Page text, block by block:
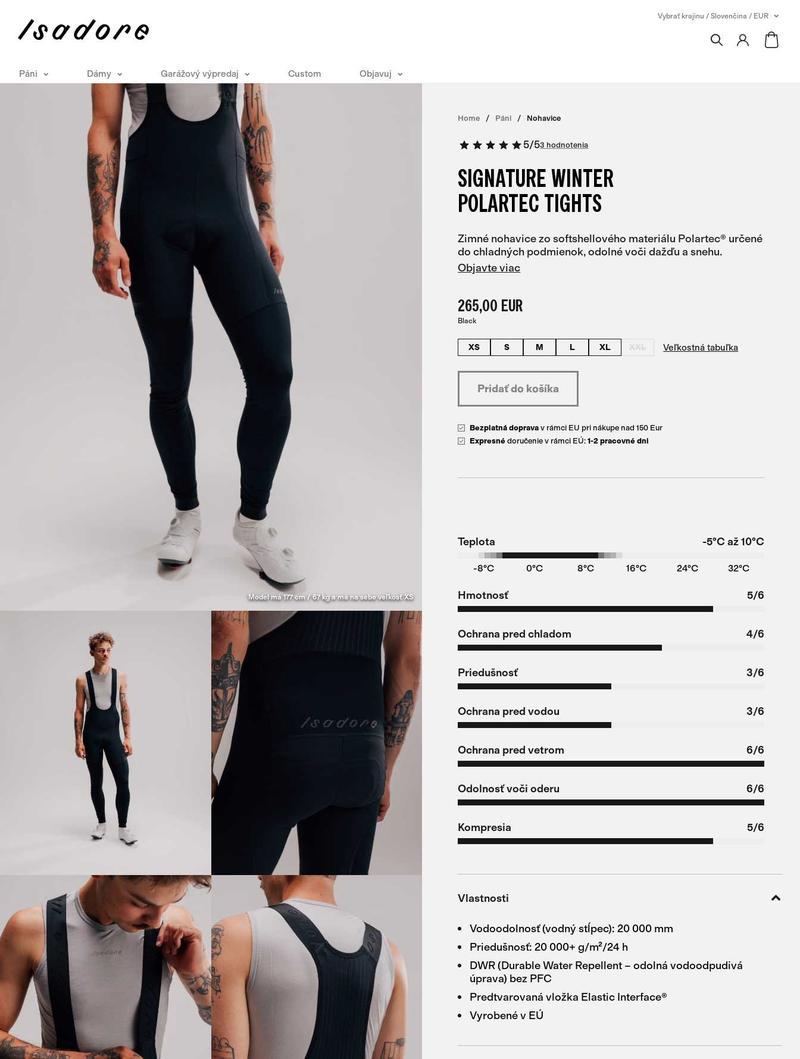
Vybrať krajinu / Slovenčina / EUR
Páni Dámy Garážový výpredaj Custom Objavuj
Model má 177 cm / 67 kg a má na sebe veľkosť XS
Home Páni Nohavice
5/53 hodnotenia
SIGNATURE WINTER
POLARTEC TIGHTS
Zimné nohavice zo softshellového materiálu Polartec® určené
do chladných podmienok, odolné voči dažďu a snehu.
Objavte viac
265,00 EUR
Black
XS S M L XL XXL Veľkostná tabuľka
Bezplatná doprava v rámci EU pri nákupe nad 150 Eur
Expresné doručenie v rámci EÚ:1-2 pracovné dni
Teplota -5°C až 10°C
-8°C 0°C 8°C 16°C 24°C 32°C
Hmotnosť 5/6
Ochrana pred chladom 4/6
Priedušnosť 3/6
Ochrana pred vodou 3/6
Ochrana pred vetrom 6/6
Odolnosť voči oderu 6/6
Kompresia 5/6
Vlastnosti
Vodoodolnosť (vodný stĺpec): 20 000 mm
Priedušnosť: 20 000+ g/m²/24 h
DWR (Durable Water Repellent – odolná vodoodpudivá
úprava) bez PFC
Predtvarovaná vložka Elastic Interface®
Vyrobené v EÚ